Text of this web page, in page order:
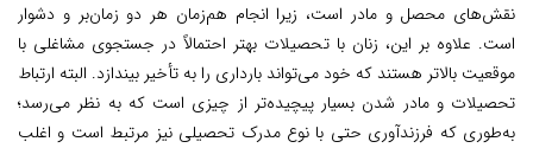
نقش‌های محصل و مادر است، زیرا انجام هم‌زمان هر دو زمان‌بر و دشوار
است. علاوه بر این، زنان با تحصیلات بهتر احتمالاً در جستجوی مشاغلی با
موقعیت بالاتر هستند که خود می‌تواند بارداری را به تأخیر بیندازد. البته ارتباط
تحصیلات و مادر شدن بسیار پیچیده‌تر از چیزی است که به نظر می‌رسد؛
به‌طوری که فرزندآوری حتی با نوع مدرک تحصیلی نیز مرتبط است و اغلب